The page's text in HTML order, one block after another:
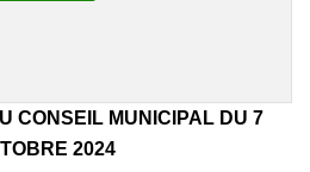
CONSEIL MUNICIPAL DU 7
2024